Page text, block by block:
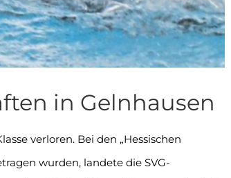
in Gelnhausen
verloren. Bei den „Hessischen
wurden, landete die SVG-